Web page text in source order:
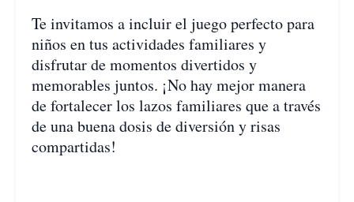
Te invitamos a incluir el juego perfecto para
niños en tus actividades familiares y
disfrutar de momentos divertidos y
memorables juntos. ¡No hay mejor manera
de fortalecer los lazos familiares que a través
de una buena dosis de diversión y risas
compartidas!